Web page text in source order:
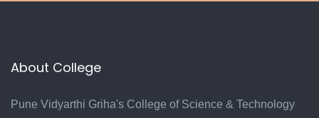
About College
Pune Vidyarthi Griha's College of Science & Technology